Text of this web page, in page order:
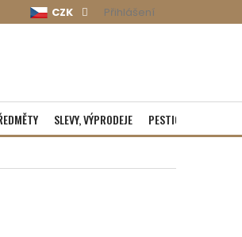
CZK Přihlášení
SLEVY, VÝPRODEJE PESTICIDY